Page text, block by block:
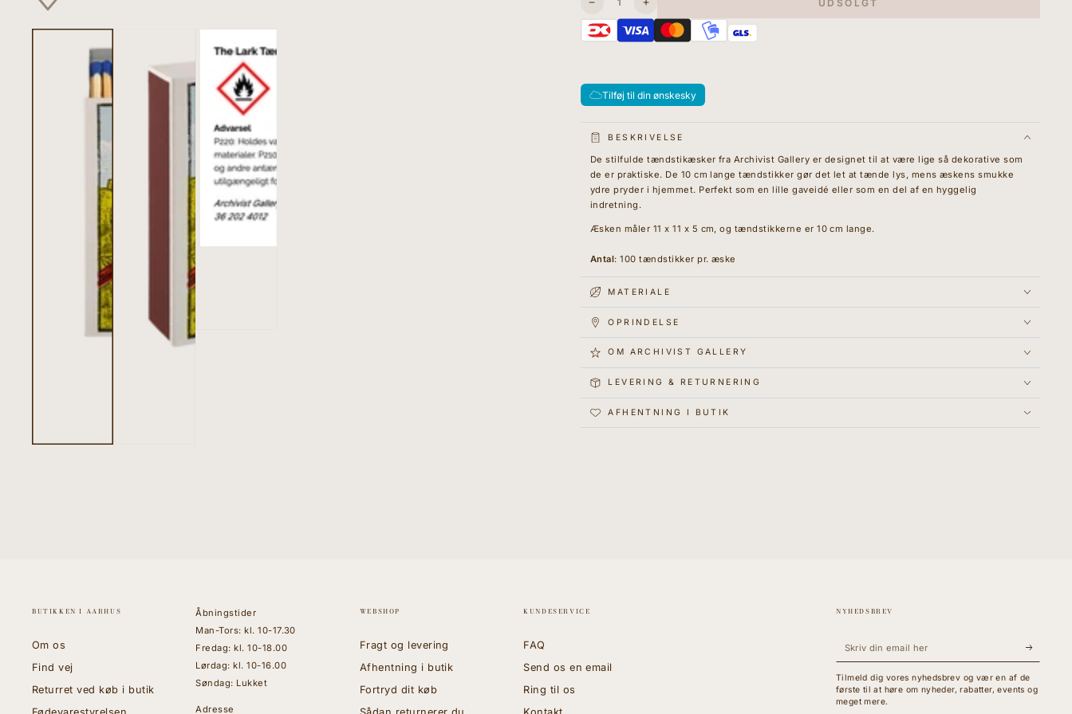
Sænk
antallet
for
Tændstikker
Lark
I18n
Error:
Missing
interpolation
for
&quot;Øg
mængden
for
{{
}}&quot;
UDSOLGT
Tilføj til din ønskesky
BESKRIVELSE
De stilfulde tændstikæsker fra Archivist Gallery er designet til at være lige så dekorative som
de er praktiske. De 10 cm lange tændstikker gør det let at tænde lys, mens æskens smukke
ydre pryder i hjemmet. Perfekt som en lille gaveidé eller som en del af en hyggelig
indretning.
Æsken måler 11 x 11 x 5 cm, og tændstikkerne er 10 cm lange.
Antal: 100 tændstikker pr. æske
MATERIALE
OPRINDELSE
OM ARCHIVIST GALLERY
LEVERING & RETURNERING
AFHENTNING I BUTIK
BUTIKKEN I AARHUS
Om os
Find vej
Returret ved køb i butik
Åbningstider
Man-Tors: kl. 10-17.30
Fredag: kl. 10-18.00
Lørdag: kl. 10-16.00
Søndag: Lukket
Adresse
WEBSHOP
Fragt og levering
Afhentning i butik
Fortryd dit køb
KUNDESERVICE
FAQ
Send os en email
Ring til os
NYHEDSBREV
Skriv
din
email
her
Tilmeld dig vores nyhedsbrev og vær en af de
første til at høre om nyheder, rabatter, events og
meget mere.